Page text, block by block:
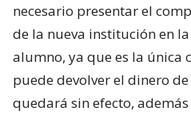
necesario presentar el
de la nueva institución en
alumno, ya que es la única
puede devolver el dinero
quedará sin efecto,